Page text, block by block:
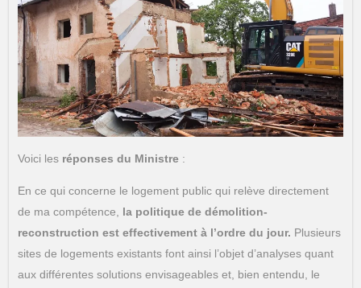
Voici les réponses du Ministre:
En ce qui concerne le logement public qui relève directement
de ma compétence, la politique de démolition-
reconstruction est effectivement à l’ordre du jour. Plusieurs
sites de logements existants font ainsi l’objet d’analyses quant
aux différentes solutions envisageables et, bien entendu, le